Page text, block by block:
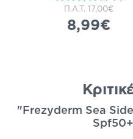
Π.Λ.Τ. 17,00€
8,99€
"Frezyderm Sea